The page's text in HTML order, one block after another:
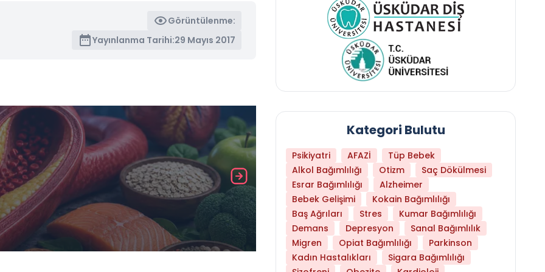
Görüntülenme:
Yayınlanma Tarihi:29 Mayıs 2017
Daha Az Protein Tüketmek Yaşlanmayı
Kategori Bulutu
Psikiyatri AFAZİ
Tüp Bebek
Alkol Bağımlılığı
Otizm
Saç Dökülmesi
Esrar Bağımlılığı
Alzheimer
Bebek Gelişimi
Kokain Bağımlılığı
Baş Ağrıları
Stres
Kumar Bağımlılığı
Demans
Depresyon
Sanal Bağımlılık
Migren
Opiat Bağımlılığı
Parkinson
Kadın Hastalıkları
Sigara Bağımlılığı